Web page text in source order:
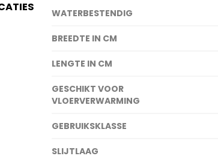
WATERBESTENDIG
BREEDTE IN CM
LENGTE IN CM
GESCHIKT VOOR
VLOERVERWARMING
GEBRUIKSKLASSE
SLIJTLAAG